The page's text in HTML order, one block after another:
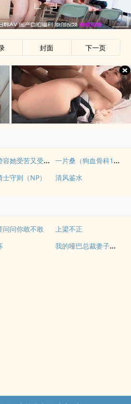
封面 下一页
姜赞容她受苦又受难（NPH）
一片桑（狗血骨科1v1）
士守则（NP） 清风鉴水
问问你敢不敢
上梁不正
我的哑巴总裁妻子（双A）